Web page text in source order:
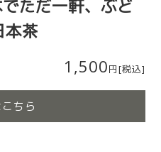
ただ一軒、ぶど
本茶
1,500円[税込]
ちら